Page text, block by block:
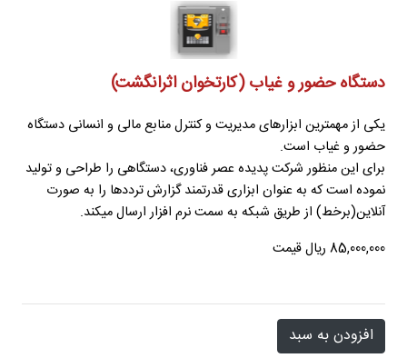
دستگاه حضور و غیاب (کارتخوان اثرانگشت)
یکی از مهمترین ابزارهای مدیریت و کنترل منابع مالی و انسانی دستگاه
حضور و غیاب است.
برای این منظور شرکت پدیده عصر فناوری، دستگاهی را طراحی و تولید
نموده است که به عنوان ابزاری قدرتمند گزارش ترددها را به صورت
آنلاین(برخط) از طریق شبکه به سمت نرم افزار ارسال میکند.
85,000,000 ریال قیمت
افزودن به سبد